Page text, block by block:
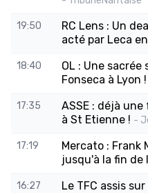
19:50
RC Lens : Un
acté par Leca
18:40
OL : Une sacrée
Fonseca à Lyon !
17:35
ASSE : déjà
à St Etienne ! -
17:19
Mercato : Frank
jusqu'à la fin de
16:27
Le TFC assis